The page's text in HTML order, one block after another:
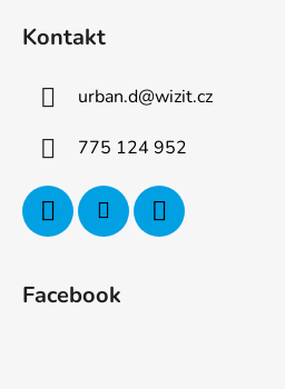
Kontakt
urban.d@wizit.cz
775 124 952
Facebook